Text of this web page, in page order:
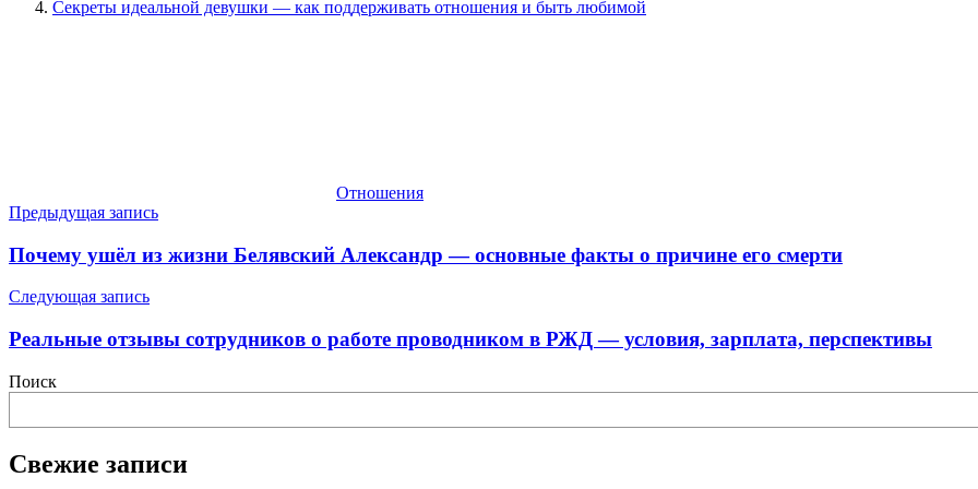
Секреты идеальной девушки — как поддерживать отношения и быть любимой
Отношения
Навигация
по
записям
Предыдущая запись
Почему ушёл из жизни Белявский Александр — основные факты о причине его смерти
Следующая запись
Реальные отзывы сотрудников о работе проводником в РЖД — условия, зарплата, перспективы
Поиск
Свежие записи